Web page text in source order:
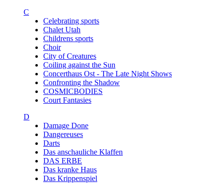
C
Celebrating sports
Chalet Utah
Childrens sports
Choir
City of Creatures
Coiling against the Sun
Concerthaus Ost - The Late Night Shows
Confronting the Shadow
COSMICBODIES
Court Fantasies
D
Damage Done
Dangereuses
Darts
Das anschauliche Klaffen
DAS ERBE
Das kranke Haus
Das Krippenspiel